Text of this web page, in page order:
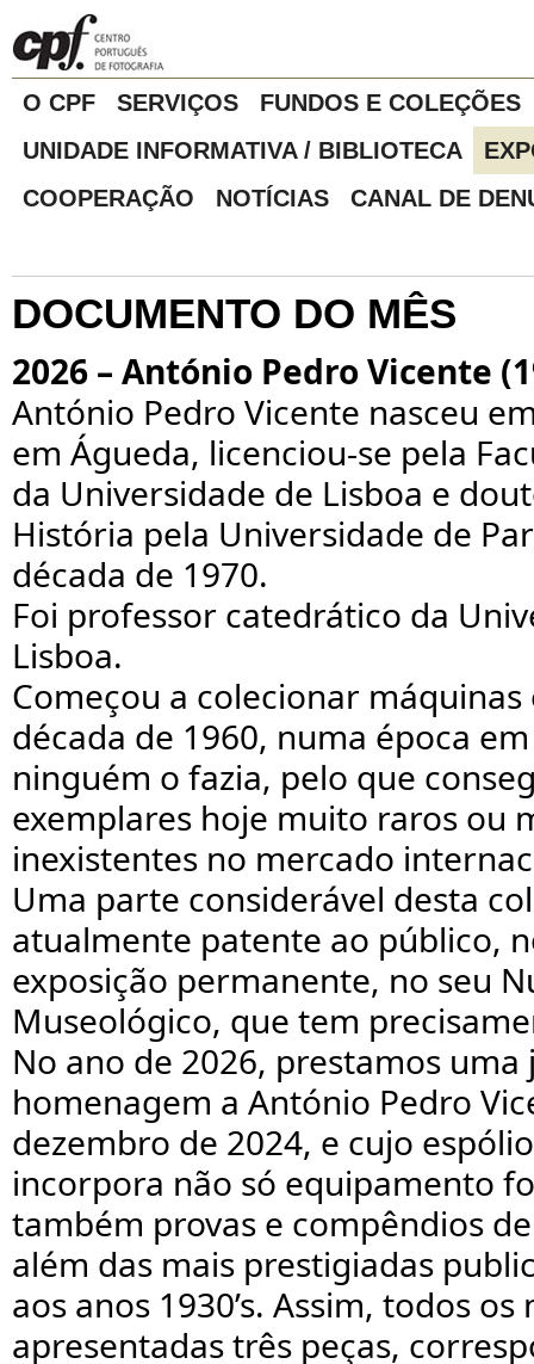
O CPF SERVIÇOS
FUNDOS E COLEÇÕES
UNIDADE INFORMATIVA / BIBLIOTECA
COOPERAÇÃO
NOTÍCIAS CANAL DE
DOCUMENTO DO MÊS
2026 – António Pedro Vicente
António Pedro Vicente nasceu
em Águeda, licenciou-se pela
da Universidade de Lisboa e
História pela Universidade de
década de 1970.
Foi professor catedrático da
Lisboa.
Começou a colecionar
década de 1960, numa época
ninguém o fazia, pelo que
exemplares hoje muito raros ou
inexistentes no mercado
Uma parte considerável desta
atualmente patente ao público,
exposição permanente, no seu
Museológico, que tem
No ano de 2026, prestamos uma
homenagem a António Pedro
dezembro de 2024, e cujo
incorpora não só equipamento
também provas e compêndios
além das mais prestigiadas
aos anos 1930’s. Assim, todos os
apresentadas três peças,